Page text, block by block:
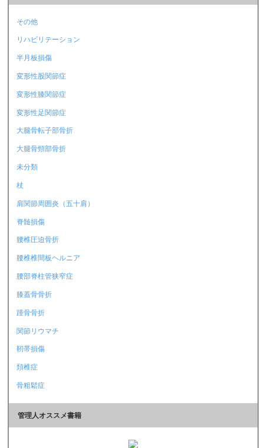
その他
リハビリテーション
半月板損傷
変形性股関節症
変形性膝関節症
変形性足関節症
大腿骨転子部骨折
大腿骨頸部骨折
未分類
杖
肩関節周囲炎（五十肩）
脊髄損傷
腰椎圧迫骨折
腰椎椎間板ヘルニア
腰部脊柱管狭窄症
膝蓋骨骨折
踵骨骨折
関節リウマチ
靭帯損傷
頚椎症
骨粗鬆症
管理人オススメ書籍